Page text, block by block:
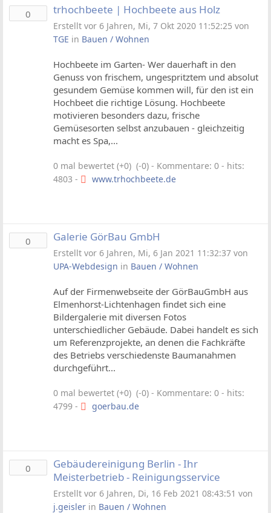
0 trhochbeete | Hochbeete aus Holz
Erstellt vor 6 Jahren, Mi, 7 Okt 2020 11:52:25 von
TGE in Bauen / Wohnen
Hochbeete im Garten- Wer dauerhaft in den
Genuss von frischem, ungespritztem und absolut
gesundem Gemüse kommen will, für den ist ein
Hochbeet die richtige Lösung. Hochbeete
motivieren besonders dazu, frische
Gemüsesorten selbst anzubauen - gleichzeitig
macht es Spa,...
0 mal bewertet (+0) (-0)- Kommentare: 0 - hits:
4803 -
www.trhochbeete.de
0 Galerie GörBau GmbH
Erstellt vor 6 Jahren, Mi, 6 Jan 2021 11:32:37 von
UPA-Webdesign in Bauen / Wohnen
Auf der Firmenwebseite der GörBauGmbH aus
Elmenhorst-Lichtenhagen findet sich eine
Bildergalerie mit diversen Fotos
unterschiedlicher Gebäude. Dabei handelt es sich
um Referenzprojekte, an denen die Fachkräfte
des Betriebs verschiedenste Baumanahmen
durchgeführt...
0 mal bewertet (+0) (-0)- Kommentare: 0 - hits:
4799 -
goerbau.de
0
Gebäudereinigung Berlin - Ihr
Meisterbetrieb - Reinigungsservice
Erstellt vor 6 Jahren, Di, 16 Feb 2021 08:43:51 von
j.geislerin Bauen / Wohnen